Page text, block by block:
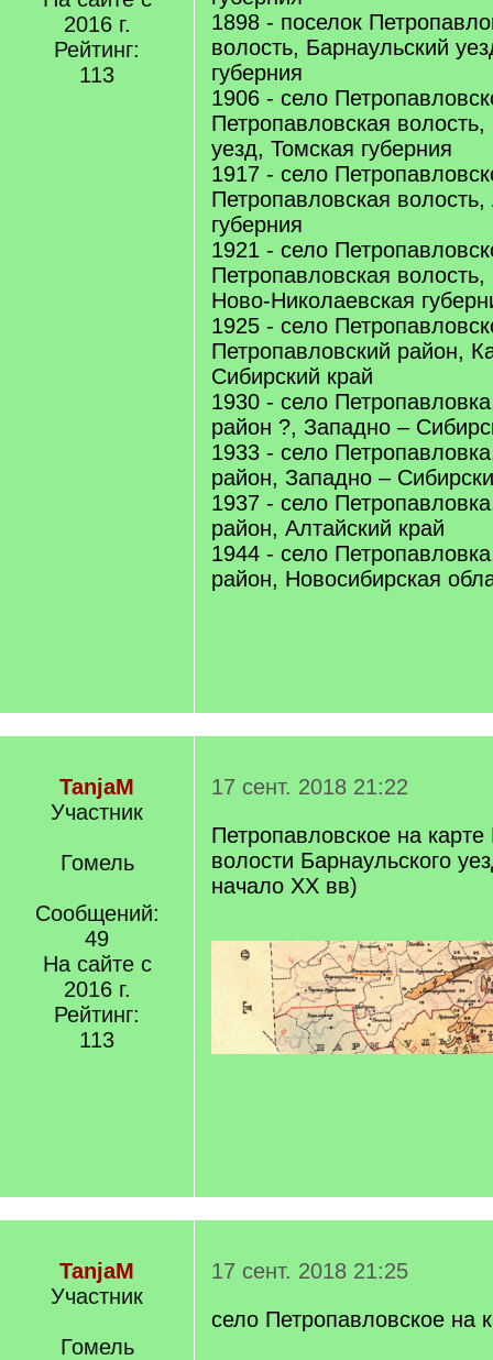
2016 г.
Рейтинг:
113
1898 - поселок
волость, Барнаульский
губерния
1906 - село
Петропавловская
уезд, Томская губерния
1917 - село
Петропавловская волость,
губерния
1921 - село
Петропавловская волость,
Ново-Николаевская
1925 - село
Петропавловский район,
Сибирский край
1930 - село
район ?, Западно –
1933 - село
район, Западно –
1937 - село
район, Алтайский край
1944 - село
район, Новосибирская
TanjaM
Участник
Гомель
Сообщений:
49
На сайте с
2016 г.
Рейтинг:
113
17 сент. 2018 21:22
Петропавловское на карте
волости Барнаульского
начало XX вв)
TanjaM
Участник
Гомель
17 сент. 2018 21:25
село Петропавловское на